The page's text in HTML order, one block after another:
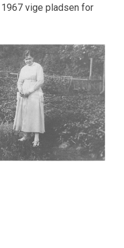
vige pladsen for